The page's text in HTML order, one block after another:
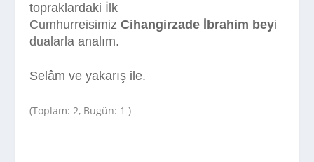
topraklardaki İlk
CumhurreisimizCihangirzade İbrahim beyi
dualarla analım.
Selâm ve yakarış ile.
(Toplam: 2, Bugün: 1 )